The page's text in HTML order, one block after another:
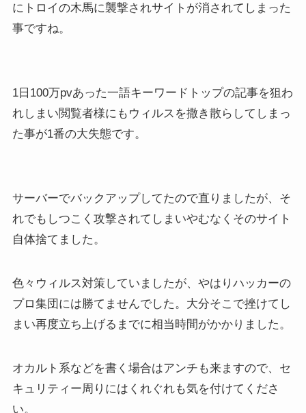
にトロイの木馬に襲撃されサイトが消されてしまった
事ですね。
1日100万pvあった一語キーワードトップの記事を狙わ
れしまい閲覧者様にもウィルスを撒き散らしてしまっ
た事が1番の大失態です。
サーバーでバックアップしてたので直りましたが、そ
れでもしつこく攻撃されてしまいやむなくそのサイト
自体捨てました。
色々ウィルス対策していましたが、やはりハッカーの
プロ集団には勝てませんでした。大分そこで挫けてし
まい再度立ち上げるまでに相当時間がかかりました。
オカルト系などを書く場合はアンチも来ますので、セ
キュリティー周りにはくれぐれも気を付けてくださ
い。